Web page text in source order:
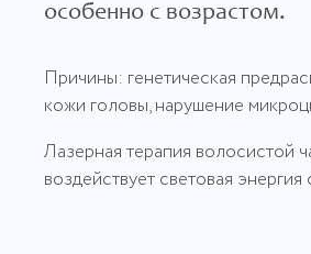
особенно с возрастом.
Причины: генетическая
кожи головы, нарушение
Лазерная терапия волосистой
воздействует световая